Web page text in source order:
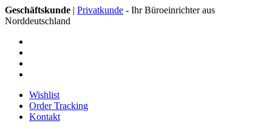
Geschäftskunde | Privatkunde - Ihr Büroeinrichter aus
Norddeutschland
Wishlist
Order Tracking
Kontakt